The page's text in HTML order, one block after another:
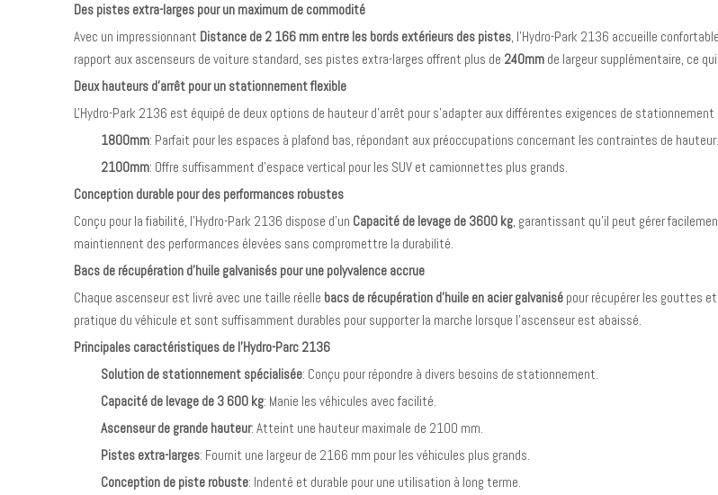
Des pistes extra-larges pour un maximum de commodité
Avec un impressionnant Distance de 2 166 mm entre les bords extérieurs des pistes, l'Hydro-Park 2136 accueille
rapport aux ascenseurs de voiture standard, ses pistes extra-larges offrent plus de 240mm de largeur supplémentaire, ce
Deux hauteurs d'arrêt pour un stationnement flexible
L'Hydro-Park 2136 est équipé de deux options de hauteur d'arrêt pour s'adapter aux différentes exigences de stationnement :
1800mm: Parfait pour les espaces à plafond bas, répondant aux préoccupations concernant les contraintes de hauteur.
2100mm: Offre suffisamment d'espace vertical pour les SUV et camionnettes plus grands.
Conception durable pour des performances robustes
Conçu pour la fiabilité, l'Hydro-Park 2136 dispose d'un Capacité de levage de 3600 kg, garantissant qu'il peut gérer
maintiennent des performances élevées sans compromettre la durabilité.
Bacs de récupération d'huile galvanisés pour une polyvalence accrue
Chaque ascenseur est livré avec une taille réelle bacs de récupération d'huile en acier galvanisé pour récupérer les gouttes
pratique du véhicule et sont suffisamment durables pour supporter la marche lorsque l'ascenseur est abaissé.
Principales caractéristiques de l'Hydro-Parc 2136
Solution de stationnement spécialisée: Conçu pour répondre à divers besoins de stationnement.
Capacité de levage de 3 600 kg: Manie les véhicules avec facilité.
Ascenseur de grande hauteur: Atteint une hauteur maximale de 2100 mm.
Pistes extra-larges: Fournit une largeur de 2166 mm pour les véhicules plus grands.
Conception de piste robuste: Indenté et durable pour une utilisation à long terme.